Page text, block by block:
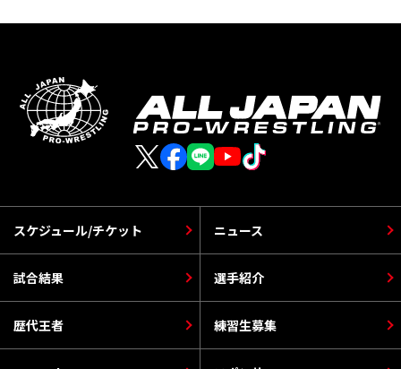
スケジュール/チケット
選手紹介
ニュース
歴代王者
試合結果
練習生募集